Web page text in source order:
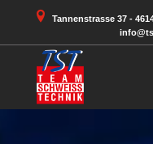
Tannenstrasse 37 -